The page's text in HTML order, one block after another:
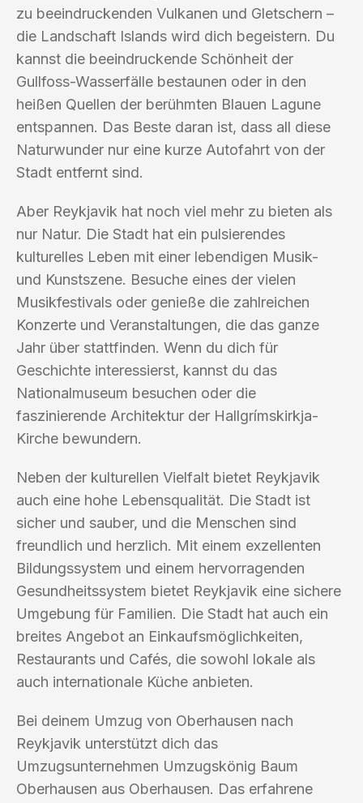
zu beeindruckenden Vulkanen und Gletschern –
die Landschaft Islands wird dich begeistern. Du
kannst die beeindruckende Schönheit der
Gullfoss-Wasserfälle bestaunen oder in den
heißen Quellen der berühmten Blauen Lagune
entspannen. Das Beste daran ist, dass all diese
Naturwunder nur eine kurze Autofahrt von der
Stadt entfernt sind.
Aber Reykjavik hat noch viel mehr zu bieten als
nur Natur. Die Stadt hat ein pulsierendes
kulturelles Leben mit einer lebendigen Musik-
und Kunstszene. Besuche eines der vielen
Musikfestivals oder genieße die zahlreichen
Konzerte und Veranstaltungen, die das ganze
Jahr über stattfinden. Wenn du dich für
Geschichte interessierst, kannst du das
Nationalmuseum besuchen oder die
faszinierende Architektur der Hallgrímskirkja-
Kirche bewundern.
Neben der kulturellen Vielfalt bietet Reykjavik
auch eine hohe Lebensqualität. Die Stadt ist
sicher und sauber, und die Menschen sind
freundlich und herzlich. Mit einem exzellenten
Bildungssystem und einem hervorragenden
Gesundheitssystem bietet Reykjavik eine sichere
Umgebung für Familien. Die Stadt hat auch ein
breites Angebot an Einkaufsmöglichkeiten,
Restaurants und Cafés, die sowohl lokale als
auch internationale Küche anbieten.
Bei deinem Umzug von Oberhausen nach
Reykjavik unterstützt dich das
Umzugsunternehmen Umzugskönig Baum
Oberhausen aus Oberhausen. Das erfahrene